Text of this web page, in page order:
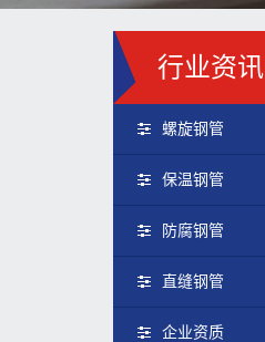
行业资讯
螺旋钢管
保温钢管
防腐钢管
直缝钢管
企业资质